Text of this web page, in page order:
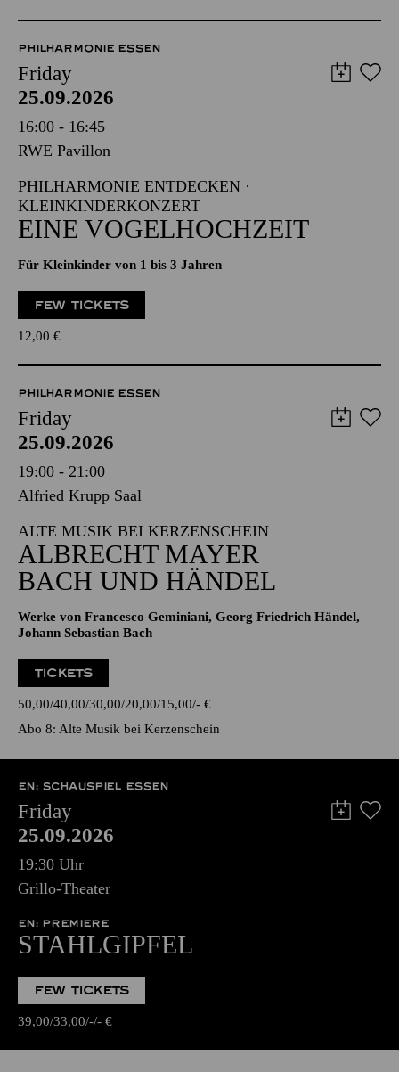
PHILHARMONIE ESSEN
Friday
25.09.2026
16:00 - 16:45
RWE Pavillon
PHILHARMONIE ENTDECKEN ·
KLEINKINDERKONZERT
EINE VOGELHOCHZEIT
Für Kleinkinder von 1 bis 3 Jahren
FEW TICKETS
12,00 €
PHILHARMONIE ESSEN
Friday
25.09.2026
19:00 - 21:00
Alfried Krupp Saal
ALTE MUSIK BEI KERZENSCHEIN
ALBRECHT MAYER
BACH UND HÄNDEL
Werke von Francesco Geminiani, Georg Friedrich Händel,
Johann Sebastian Bach
TICKETS
50,00 40,00 30,00 20,00 15,00 - €
Abo 8: Alte Musik bei Kerzenschein
EN: SCHAUSPIEL ESSEN
Friday
25.09.2026
19:30 Uhr
Grillo-Theater
EN: PREMIERE
STAHLGIPFEL
FEW TICKETS
39,00 33,00 - - €